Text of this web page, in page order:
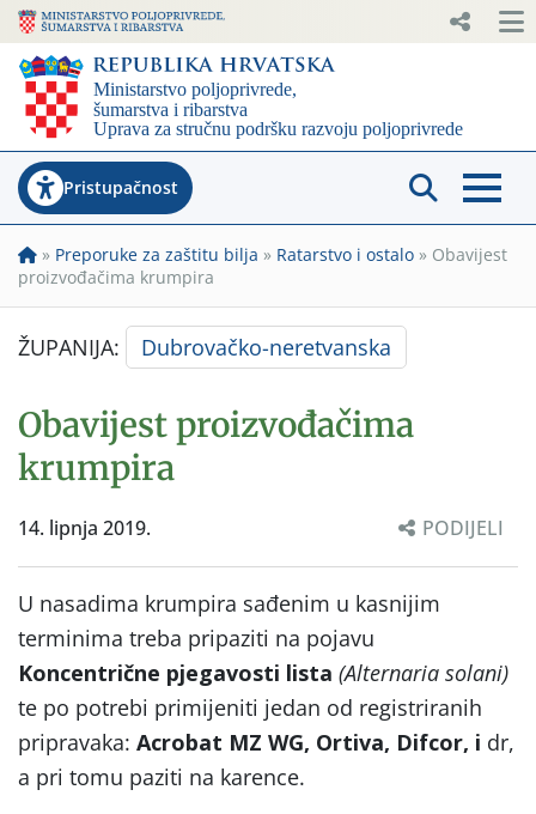
Pristupačnost
» Preporuke za zaštitu bilja » Ratarstvo i ostalo » Obavijest
proizvođačima krumpira
ŽUPANIJA: Dubrovačko-neretvanska
Obavijest proizvođačima
krumpira
14. lipnja 2019. PODIJELI
U nasadima krumpira sađenim u kasnijim
terminima treba pripaziti na pojavu
Koncentrične pjegavosti lista (Alternaria solani)
te po potrebi primijeniti jedan od registriranih
pripravaka: Acrobat MZ WG, Ortiva, Difcor, i dr,
a pri tomu paziti na karence.